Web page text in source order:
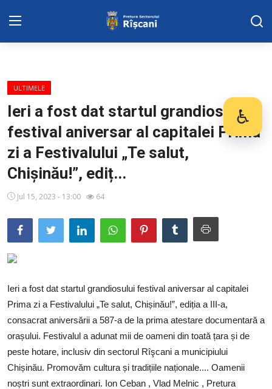
♿
Harta sect. Riscani
DISPOZITIILE PRETORULUI
Adresa: str. Kiev 3 | tel: +373 (22) 44 10
98 | mail: pretura.riscani@gmail.com
ADMINISTRAŢIA
Transparența
Proiecte
Sectorul Rîșcani
Căutați pe Internet
ULTIMELE
Ieri a fost dat startul grandiosului
festival aniversar al capitalei Prima
zi a Festivalului „Te salut,
Chișinău!”, ediț...
Jul 15, 2023 - 13:00 64
Ieri a fost dat startul grandiosului festival aniversar al capitalei
Prima zi a Festivalului „Te salut, Chișinău!”, ediția a III-a,
consacrat aniversării a 587-a de la prima atestare documentară a
orașului. Festivalul a adunat mii de oameni din toată țara și de
peste hotare, inclusiv din sectorul Rîşcani a municipiului
Chișinău. Promovăm cultura și tradițiile naționale.... Oamenii
noștri sunt extraordinari. Ion Ceban , Vlad Melnic , Pretura